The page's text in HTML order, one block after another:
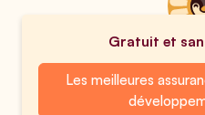
Gratuit et
Les meilleures